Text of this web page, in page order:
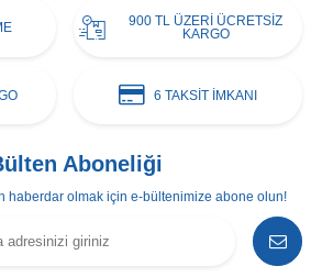
900 TL ÜZERİ ÜCRETSİZ
KARGO
6 TAKSİT İMKANI
Aboneliği
haberdar olmak için e-bültenimize abone olun!